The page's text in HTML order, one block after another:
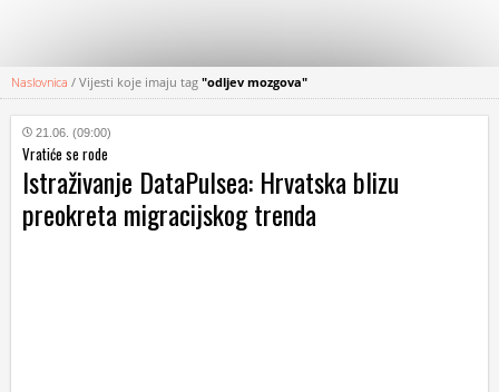
KATEGORIJE
HRVATSKI
WEB
Naslovnica / Vijesti koje imaju tag "odljev mozgova"
21.06. (09:00)
Vratiće se rode
Istraživanje DataPulsea: Hrvatska blizu
preokreta migracijskog trenda